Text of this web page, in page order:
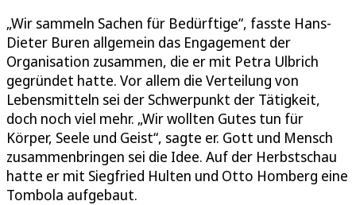
„Wir sammeln Sachen für Bedürftige“, fasste Hans-
Dieter Buren allgemein das Engagement der
Organisation zusammen, die er mit Petra Ulbrich
gegründet hatte. Vor allem die Verteilung von
Lebensmitteln sei der Schwerpunkt der Tätigkeit,
doch noch viel mehr. „Wir wollten Gutes tun für
Körper, Seele und Geist“, sagte er. Gott und Mensch
zusammenbringen sei die Idee. Auf der Herbstschau
hatte er mit Siegfried Hulten und Otto Homberg eine
Tombola aufgebaut.